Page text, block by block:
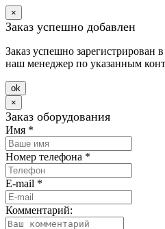
×
Заказ успешно добавлен
Заказ успешно зарегистрирован
наш менеджер по указанным
оk
×
Заказ оборудования
Имя *
Номер телефона *
E-mail *
Комментарий: